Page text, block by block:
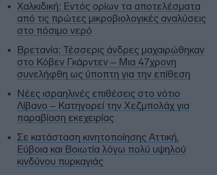
Χαλκιδική: Εντός ορίων τα αποτελέσματα
από τις πρώτες μικροβιολογικές αναλύσεις
στο πόσιμο νερό
Βρετανία: Τέσσερις άνδρες μαχαιρώθηκαν
στο Κόβεν Γκάρντεν – Μια 47χρονη
συνελήφθη ως ύποπτη για την επίθεση
Νέες ισραηλινές επιθέσεις στο νότιο
Λίβανο – Κατηγορεί την Χεζμπολάχ για
παραβίαση εκεχειρίας
Σε κατάσταση κινητοποίησης Αττική,
Εύβοια και Βοιωτία λόγω πολύ υψηλού
κινδύνου πυρκαγιάς